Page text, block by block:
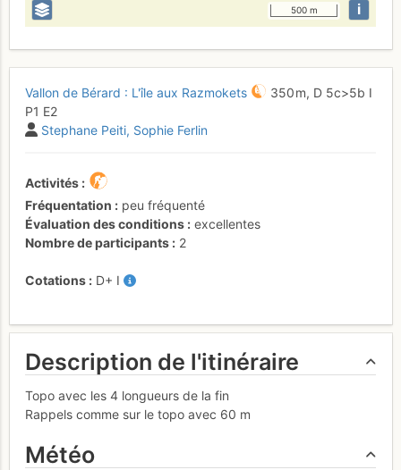
500 m i
Vallon de Bérard : L'île aux Razmokets 350 m, D 5c>5b I
P1 E2
Stephane Peiti Sophie Ferlin
Activités
Fréquentation
peu fréquenté
Évaluation des conditions
excellentes
Nombre de participants
2
Cotations D+ I
Description de l'itinéraire
Topo avec les 4 longueurs de la fin
Rappels comme sur le topo avec 60 m
Météo